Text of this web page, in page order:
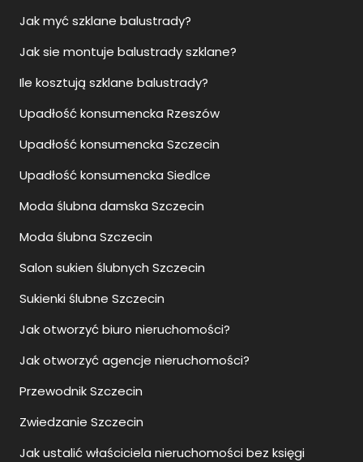
Jak myć szklane balustrady?
Jak sie montuje balustrady szklane?
Ile kosztują szklane balustrady?
Upadłość konsumencka Rzeszów
Upadłość konsumencka Szczecin
Upadłość konsumencka Siedlce
Moda ślubna damska Szczecin
Moda ślubna Szczecin
Salon sukien ślubnych Szczecin
Sukienki ślubne Szczecin
Jak otworzyć biuro nieruchomości?
Jak otworzyć agencje nieruchomości?
Przewodnik Szczecin
Zwiedzanie Szczecin
Jak ustalić właściciela nieruchomości bez księgi